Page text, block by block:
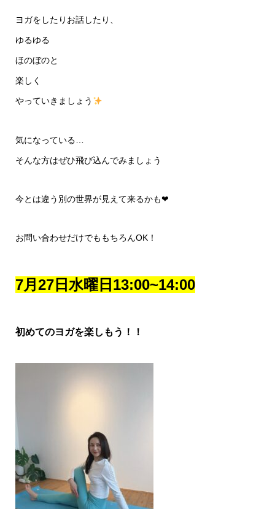
ヨガをしたりお話したり、
ゆるゆる
ほのぼのと
楽しく
やっていきましょう
気になっている…
そんな方はぜひ飛び込んでみましょう
今とは違う別の世界が見えて来るかも❤︎
お問い合わせだけでももちろんOK！
7月27日水曜日13:00~14:00
初めてのヨガを楽しもう！！